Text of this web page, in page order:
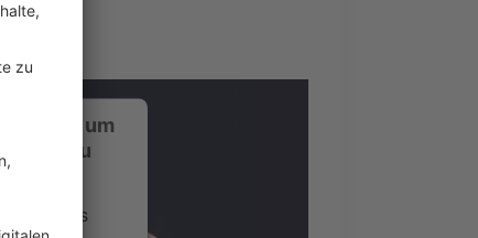
um
zu
eines